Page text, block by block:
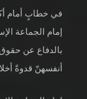
إمام الجماعة
بالدفاع عن
إمام الجماعة
في شؤون الدول